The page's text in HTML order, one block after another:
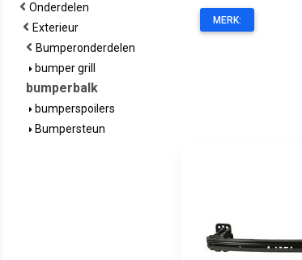
Onderdelen
Exterieur
Bumperonderdelen
bumper grill
bumperbalk
bumperspoilers
Bumpersteun
MERK: